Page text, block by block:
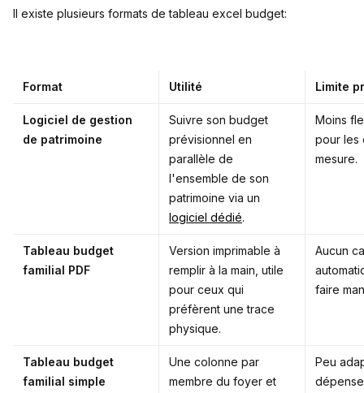
Il existe plusieurs formats de tableau excel budget:
Format Utilité Limite
Logiciel de gestion
de patrimoine
Suivre son budget
prévisionnel en
parallèle de
l'ensemble de son
patrimoine via un
logiciel dédié.
Moins
pour les
mesure.
Tableau budget
familial PDF
Version imprimable à
remplir à la main, utile
pour ceux qui
préfèrent une trace
physique.
Aucun
faire
Tableau budget
familial simple
Une colonne par
membre du foyer et
Peu